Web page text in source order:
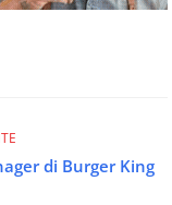
di Burger King